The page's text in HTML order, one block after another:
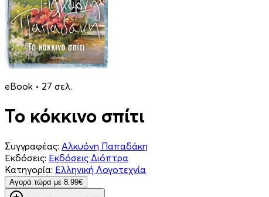
eBook • 27 σελ.
Το κόκκινο σπίτι
Συγγραφέας: Αλκυόνη Παπαδάκη
Εκδόσεις: Εκδόσεις Διόπτρα
Κατηγορία: Ελληνική Λογοτεχνία
Aγορά τώρα με 8.99€